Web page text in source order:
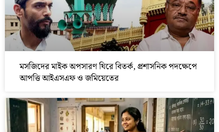
মসজিদের মাইক অপসারণ ঘিরে বিতর্ক, প্রশাসনিক পদক্ষেপে
আপত্তি আইএসএফ ও জমিয়েতের